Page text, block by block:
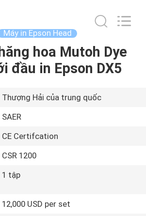
Máy in Epson Head
hoa Mutoh Dye
đầu in Epson DX5
Thượng Hải của trung quốc
SAER
CE Certifcation
CSR 1200
1 tập
12,000 USD per set